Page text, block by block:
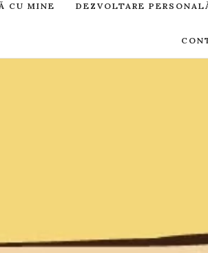
CU MINE DEZVOLTARE